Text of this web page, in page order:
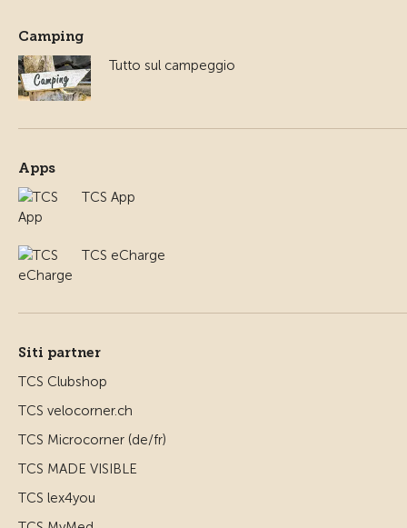
Camping
Tutto sul campeggio
Apps
TCS App
TCS eCharge
Siti partner
TCS Clubshop
TCS velocorner.ch
TCS Microcorner (de/fr)
TCS MADE VISIBLE
TCS lex4you